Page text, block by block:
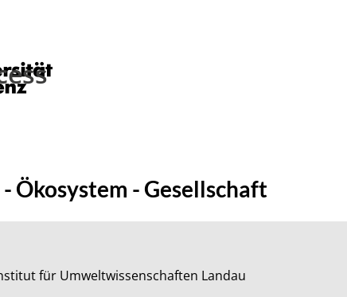
Ökosystem - Gesellschaft
für Umweltwissenschaften Landau